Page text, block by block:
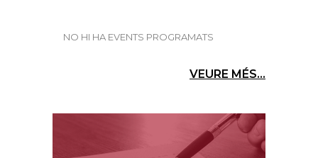
NO HI HA EVENTS PROGRAMATS
VEURE MÉS...